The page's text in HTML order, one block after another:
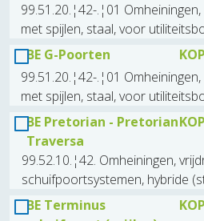
99.51.20.¦42-.¦01
met spijlen, staal, voor
BE G-Poorten
99.51.20.¦42-.¦01
met spijlen, staal, voor
BE Pretorian - Pretorian
Traversa
99.52.10.¦42. Omheiningen,
schuifpoortsystemen, hybride
BE Terminus